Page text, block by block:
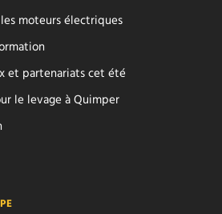
moteurs électriques
et partenariats cet été
le levage à Quimper